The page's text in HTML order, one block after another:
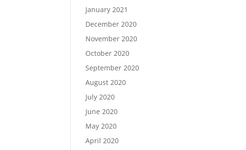
January 2021
December 2020
November 2020
October 2020
September 2020
August 2020
July 2020
June 2020
May 2020
April 2020